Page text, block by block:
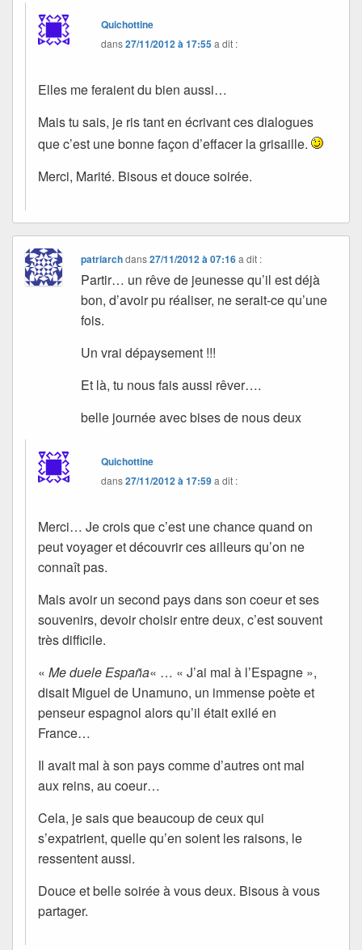
Quichottine
dans27/11/2012 à 17:55a dit :
Elles me feraient du bien aussi…
Mais tu sais, je ris tant en écrivant ces dialogues
que c’est une bonne façon d’effacer la grisaille.
Merci, Marité. Bisous et douce soirée.
patriarchdans27/11/2012 à 07:16 a dit :
Partir… un rêve de jeunesse qu’il est déjà
bon, d’avoir pu réaliser, ne serait-ce qu’une
fois.
Un vrai dépaysement !!!
Et là, tu nous fais aussi rêver….
belle journée avec bises de nous deux
Quichottine
dans27/11/2012 à 17:59a dit :
Merci… Je crois que c’est une chance quand on
peut voyager et découvrir ces ailleurs qu’on ne
connaît pas.
Mais avoir un second pays dans son coeur et ses
souvenirs, devoir choisir entre deux, c’est souvent
très difficile.
« Me duele España« … « J’ai mal à l’Espagne »,
disait Miguel de Unamuno, un immense poète et
penseur espagnol alors qu’il était exilé en
France…
Il avait mal à son pays comme d’autres ont mal
aux reins, au coeur…
Cela, je sais que beaucoup de ceux qui
s’expatrient, quelle qu’en soient les raisons, le
ressentent aussi.
Douce et belle soirée à vous deux. Bisous à vous
partager.